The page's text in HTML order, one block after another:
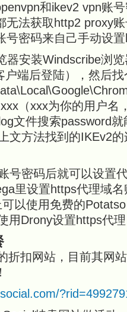
和ikev2 vpn账
无法获取http2 proxy
号密码来自己手动设
器安装Windscribe浏
户端后登陆），然后
（xxx为你的用户名
文件搜索password
文方法找到的IKEv2
号密码后就可以设置
里设置https代理域
以使用免费的
用Drony设置https代
折扣网站，目前其网